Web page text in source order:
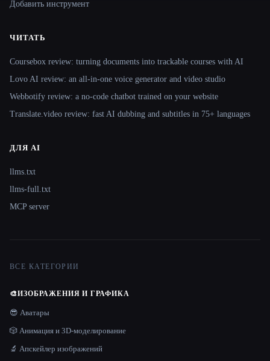
Добавить инструмент
ЧИТАТЬ
Coursebox review: turning documents into trackable courses with AI
Lovo AI review: an all-in-one voice generator and video studio
Webbotify review: a no-code chatbot trained on your website
Translate.video review: fast AI dubbing and subtitles in 75+ languages
ДЛЯ AI
llms.txt
llms-full.txt
MCP server
ВСЕ КАТЕГОРИИ
🎨ИЗОБРАЖЕНИЯ И ГРАФИКА
😎 Аватары
🎲 Анимация и 3D-моделирование
🔬 Апскейлер изображений